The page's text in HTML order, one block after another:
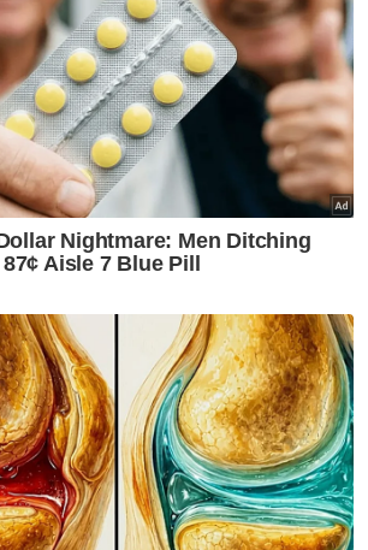
Chiharu Shida 14-
kilauan pingat terakhir diraih
negara menerusi Koo Kien
Tty yang membawa pulang
pada 2006.
sebelah kaki bergelar juara di Paris
Sinar Harian.Klik di sini!
2025